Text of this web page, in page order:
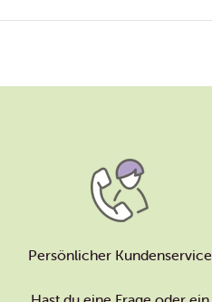
Persönlicher Kundenservice